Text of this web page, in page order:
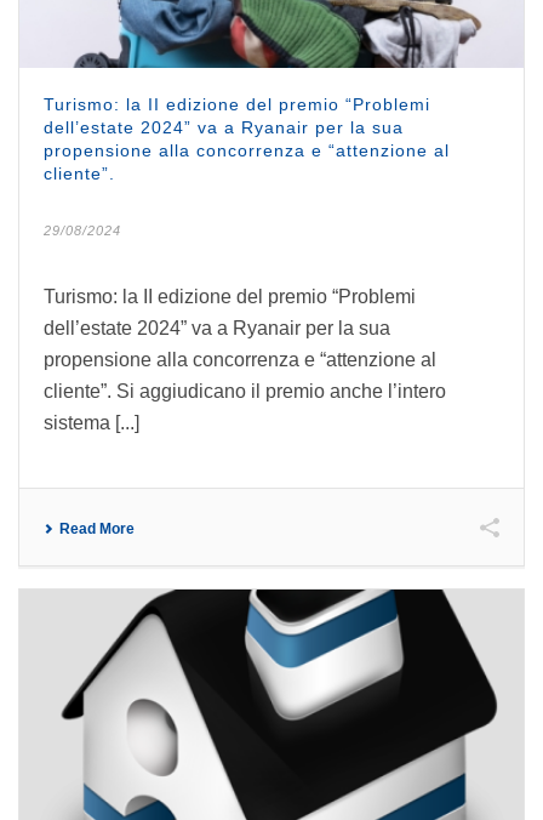
Turismo: la II edizione del premio “Problemi
dell’estate 2024” va a Ryanair per la sua
propensione alla concorrenza e “attenzione al
cliente”.
29/08/2024
Turismo: la II edizione del premio “Problemi
dell’estate 2024” va a Ryanair per la sua
propensione alla concorrenza e “attenzione al
cliente”. Si aggiudicano il premio anche l’intero
sistema [...]
Read More